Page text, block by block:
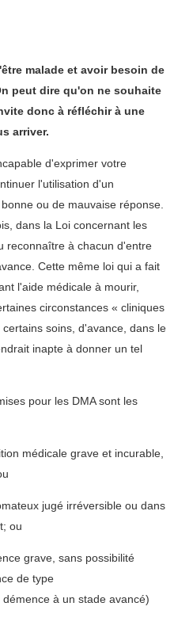
malade et avoir besoin de
peut dire qu'on ne souhaite
donc à réfléchir à une
arriver.
d'exprimer votre
l'utilisation d'un
ou de mauvaise réponse.
dans la Loi concernant les
reconnaître à chacun d'entre
Cette même loi qui a fait
l'aide médicale à mourir,
circonstances « cliniques
soins, d'avance, dans le
inapte à donner un tel
pour les DMA sont les
médicale grave et incurable,
jugé irréversible ou dans
ou
grave, sans possibilité
de type
à un stade avancé)